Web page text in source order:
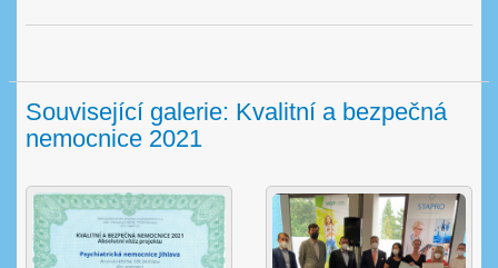
Související galerie: Kvalitní a bezpečná
nemocnice 2021